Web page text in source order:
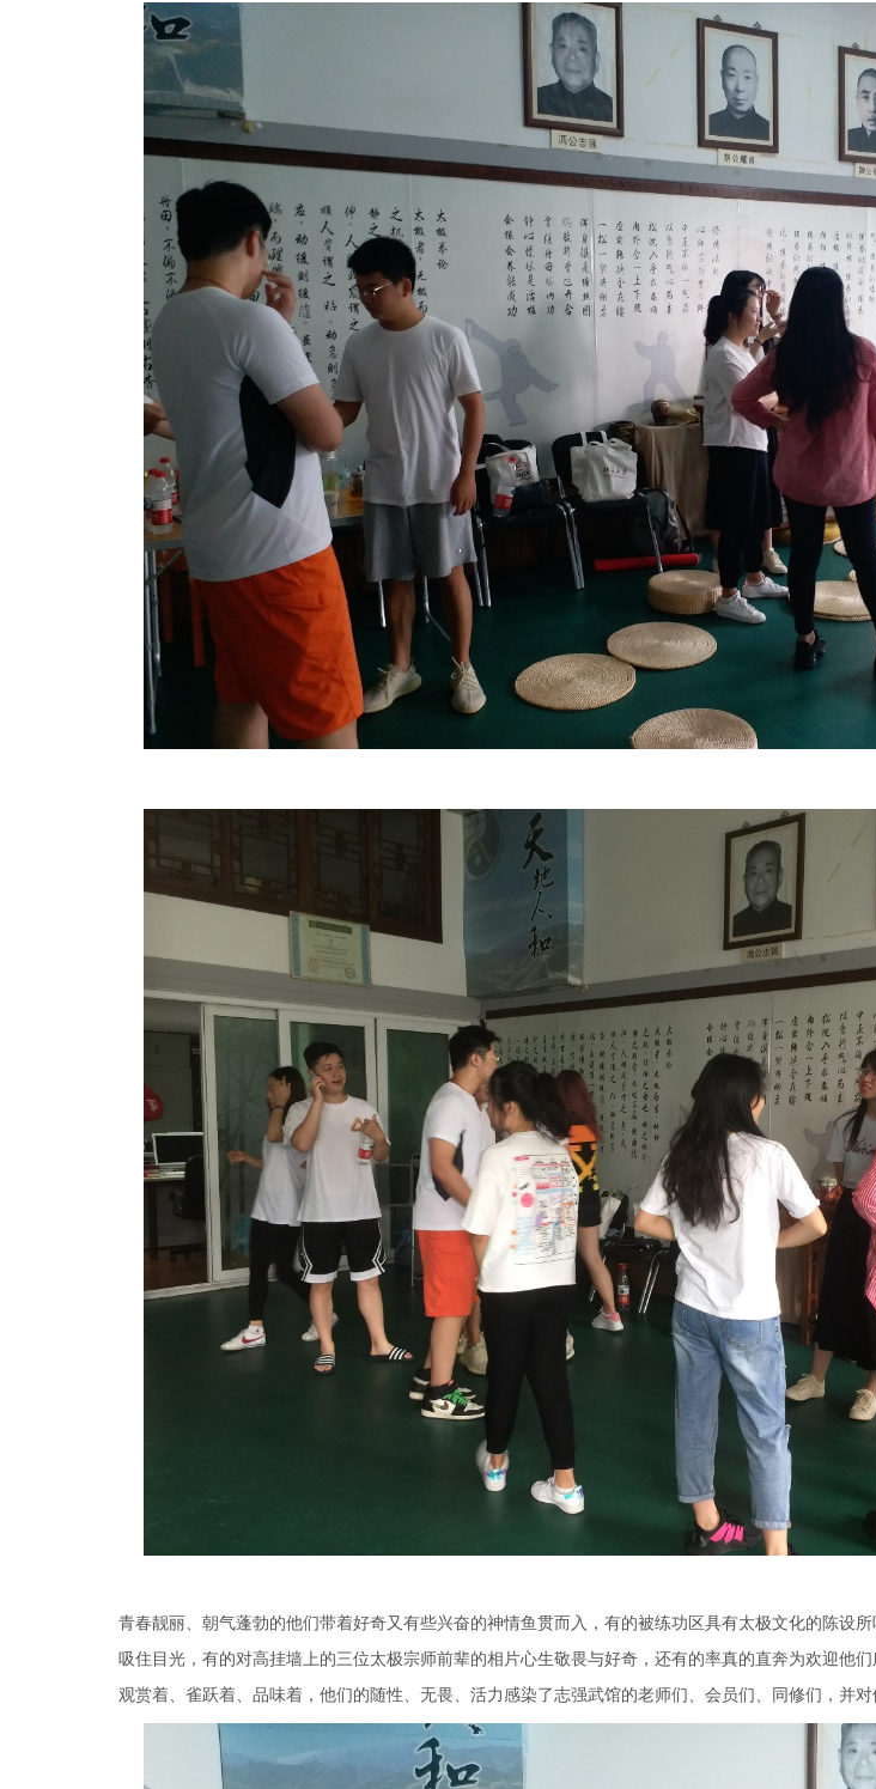
青春靓丽、朝气蓬勃的他们带着好奇又有些兴奋的神情鱼贯而入，有的被练功区具有太极文化的陈设
吸住目光，有的对高挂墙上的三位太极宗师前辈的相片心生敬畏与好奇，还有的率真的直奔为欢迎
观赏着、雀跃着、品味着，他们的随性、无畏、活力感染了志强武馆的老师们、会员们、同修们，并对